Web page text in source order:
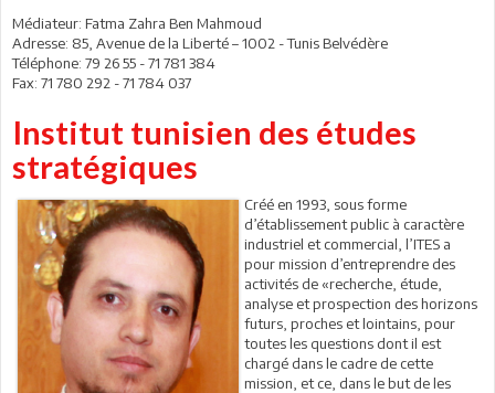
Médiateur: Fatma Zahra Ben Mahmoud
Adresse: 85, Avenue de la Liberté – 1002 - Tunis Belvédère
Téléphone: 79 26 55 - 71 781 384
Fax: 71 780 292 - 71 784 037
Institut tunisien des études
stratégiques
Créé en 1993, sous forme
d’établissement public à caractère
industriel et commercial, l’ITES a
pour mission d’entreprendre des
activités de «recherche, étude,
analyse et prospection des horizons
futurs, proches et lointains, pour
toutes les questions dont il est
chargé dans le cadre de cette
mission, et ce, dans le but de les